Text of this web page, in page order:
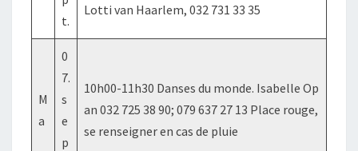
t.
Lotti van Haarlem, 032 731 33 35
M
a
0
7.
s
e
p
10h00-11h30 Danses du monde. Isabelle Op
an 032 725 38 90; 079 637 27 13 Place rouge,
se renseigner en cas de pluie